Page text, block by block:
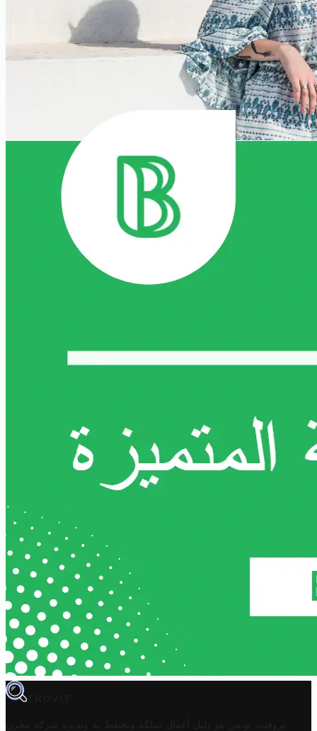
TROVIT
تروفيت تونس هو دليل أعمال تملكه وتحتفظ به وتديره
شركة مخزن